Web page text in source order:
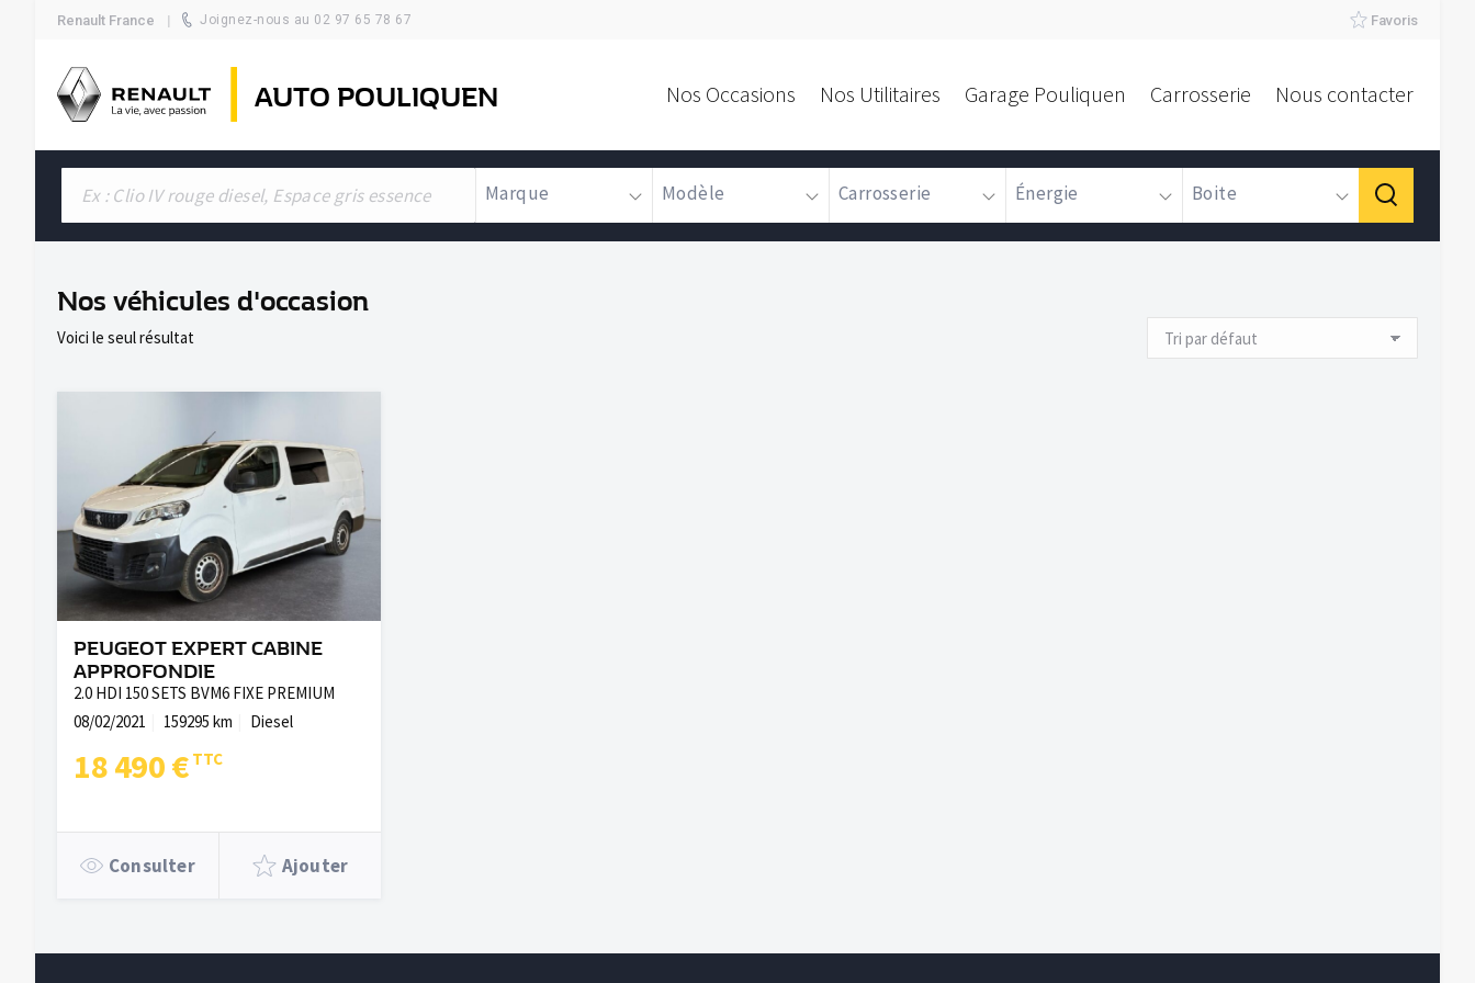
Renault France Joignez-nous au 02 97 65 78 67 Favoris
AUTO POULIQUEN Nos Occasions Nos Utilitaires Garage Pouliquen Carrosserie Nous contacter
Marque Modèle Carrosserie Énergie Boite
Nos véhicules d'occasion
Voici le seul résultat
PEUGEOT EXPERT CABINE
APPROFONDIE
2.0 HDI 150 SETS BVM6 FIXE PREMIUM
08/02/2021
159295 km Diesel
18 490 €
Consulter Ajouter